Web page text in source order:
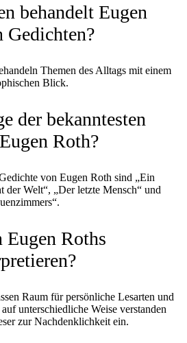
behandelt Eugen
Gedichten?
Themen des Alltags mit einem
Blick.
der bekanntesten
Roth?
von Eugen Roth sind „Ein
der Welt“, „Der letzte Mensch“ und
Eugen Roths
Raum für persönliche Lesarten und
unterschiedliche Weise verstanden
zur Nachdenklichkeit ein.